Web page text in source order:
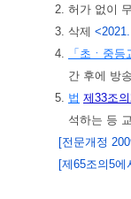
2. 허가 없이
3. 삭제
4.
「초ㆍ중
간 후에 방
5. 법 제33조
석하는 등
[전문개정
[제65조의5